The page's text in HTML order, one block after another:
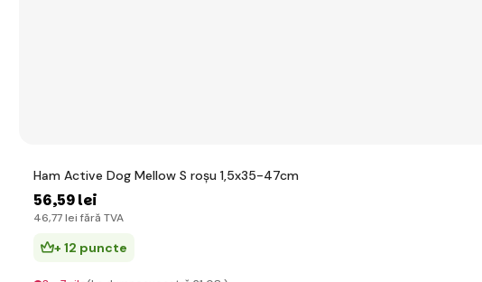
Ham Active Dog Mellow S roșu 1,5x35-47cm
56,59 lei
46,77 lei fără TVA
+ 12 puncte